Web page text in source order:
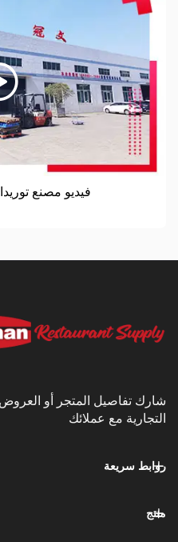
فيديو مصنع توريدات مطعم
المتجر أو العروض الترويجية
عملائك